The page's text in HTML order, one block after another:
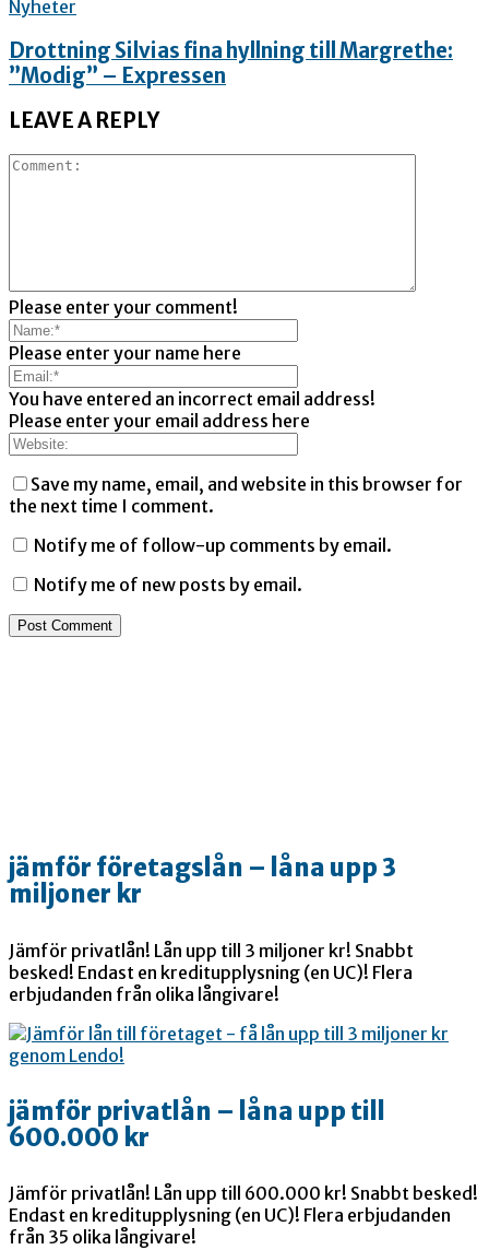
Nyheter
Drottning Silvias fina hyllning till Margrethe:
”Modig” – Expressen
LEAVE A REPLY
Please enter your comment!
Please enter your name here
You have entered an incorrect email address!
Please enter your email address here
Save my name, email, and website in this browser for
the next time I comment.
Notify me of follow-up comments by email.
Notify me of new posts by email.
jämför företagslån – låna upp 3
miljoner kr
Jämför privatlån! Lån upp till 3 miljoner kr! Snabbt
besked! Endast en kreditupplysning (en UC)! Flera
erbjudanden från olika långivare!
jämför privatlån – låna upp till
600.000 kr
Jämför privatlån! Lån upp till 600.000 kr! Snabbt besked!
Endast en kreditupplysning (en UC)! Flera erbjudanden
från 35 olika långivare!